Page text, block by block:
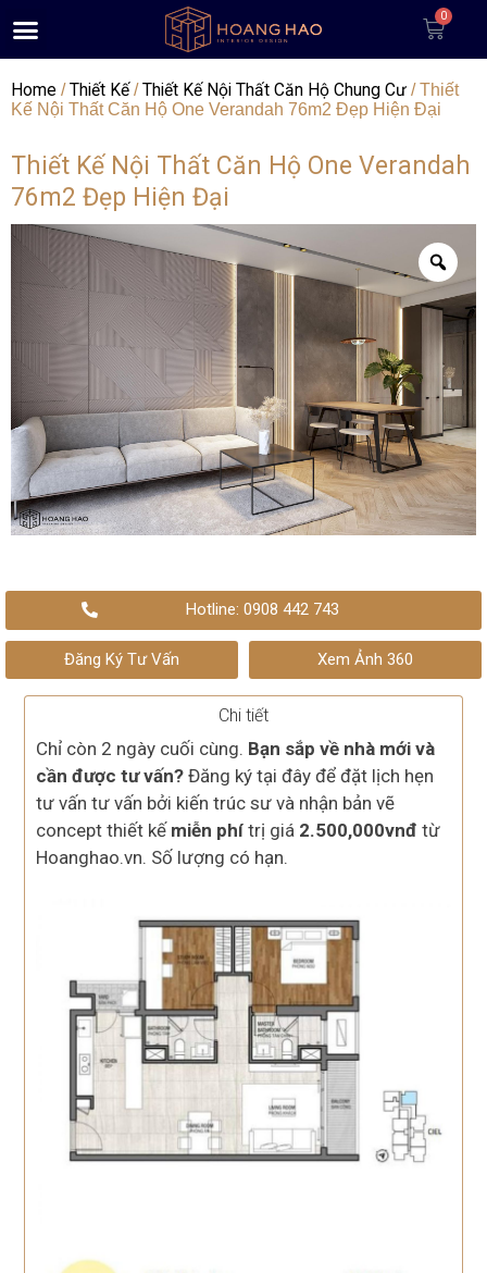
Home /Thiết Kế/Thiết Kế Nội Thất Căn Hộ Chung Cư / Thiết
Kế Nội Thất Căn Hộ One Verandah 76m2 Đẹp Hiện Đại
Thiết Kế Nội Thất Căn Hộ One Verandah
76m2 Đẹp Hiện Đại
Hotline: 0908 442 743
Đăng Ký Tư Vấn Xem Ảnh 360
Chi tiết
Chỉ còn 2 ngày cuối cùng. Bạn sắp về nhà mới và
cần được tư vấn?Đăng ký tại đây để đặt lịch hẹn
tư vấn tư vấn bởi kiến trúc sư và nhận bản vẽ
concept thiết kế miễn phí trị giá 2.500,000vnđ từ
Hoanghao.vn. Số lượng có hạn.